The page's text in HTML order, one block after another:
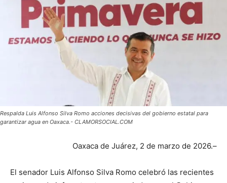
Respalda Luis Alfonso Silva Romo acciones decisivas del gobierno estatal para
garantizar agua en Oaxaca.- CLAMORSOCIAL.COM
Oaxaca de Juárez, 2 de marzo de 2026.–
El senador Luis Alfonso Silva Romo celebró las recientes